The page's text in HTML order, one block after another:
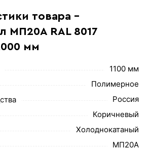
товара -
МП20А RAL 8017
мм
1100 мм
Полимерное
Россия
Коричневый
Холоднокатаный
МП20А